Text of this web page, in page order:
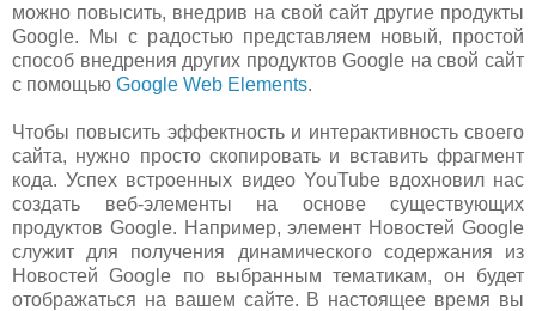
можно повысить, внедрив на свой сайт другие продукты
Google. Мы с радостью представляем новый, простой
способ внедрения других продуктов Google на свой сайт
с помощью Google Web Elements.
Чтобы повысить эффектность и интерактивность своего
сайта, нужно просто скопировать и вставить фрагмент
кода. Успех встроенных видео YouTube вдохновил нас
создать веб-элементы на основе существующих
продуктов Google. Например, элемент Новостей Google
служит для получения динамического содержания из
Новостей Google по выбранным тематикам, он будет
отображаться на вашем сайте. В настоящее время вы